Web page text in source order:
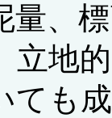
量、
立地
ても